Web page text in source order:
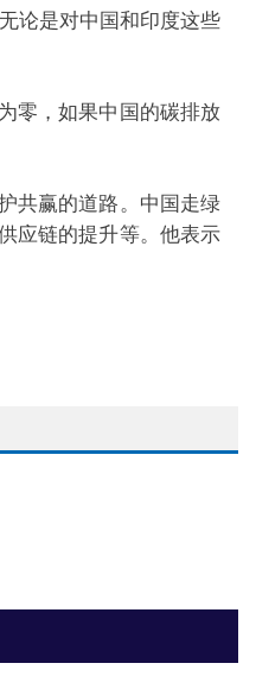
论是对中国和印度这些
零，如果中国的碳排放
共赢的道路。中国走绿
应链的提升等。他表示